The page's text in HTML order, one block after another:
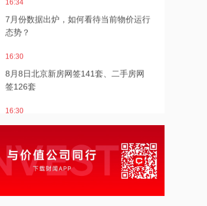
7月份数据出炉，如何看待当前物价运行
态势？
16:30
8月8日北京新房网签141套、二手房网
签126套
16:30
北京发布楼市新政
16:27
7月多家明星量化私募产品跌超20%